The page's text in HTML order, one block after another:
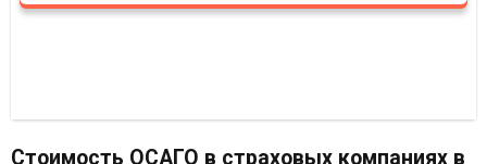
Стоимость ОСАГО в страховых компаниях в